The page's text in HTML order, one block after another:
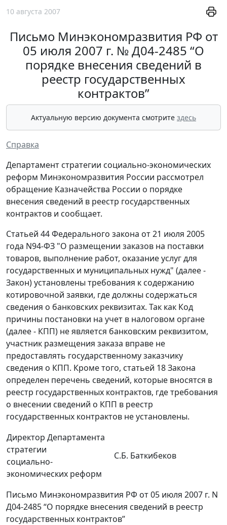
10 августа 2007
Письмо Минэкономразвития РФ от
05 июля 2007 г. № Д04-2485 “О
порядке внесения сведений в
реестр государственных
контрактов”
Актуальную версию документа смотрите здесь
Справка
Департамент стратегии социально-экономических
реформ Минэкономразвития России рассмотрел
обращение Казначейства России о порядке
внесения сведений в реестр государственных
контрактов и сообщает.
Статьей 44 Федерального закона от 21 июля 2005
года N94-ФЗ "О размещении заказов на поставки
товаров, выполнение работ, оказание услуг для
государственных и муниципальных нужд" (далее -
Закон) установлены требования к содержанию
котировочной заявки, где должны содержаться
сведения о банковских реквизитах. Так как Код
причины постановки на учет в налоговом органе
(далее - КПП) не является банковским реквизитом,
участник размещения заказа вправе не
предоставлять государственному заказчику
сведения о КПП. Кроме того, статьей 18 Закона
определен перечень сведений, которые вносятся в
реестр государственных контрактов, где требования
о внесении сведений о КПП в реестр
государственных контрактов не установлены.
Директор Департамента
стратегии
социально-
экономических реформ
С.Б. Баткибеков
Письмо Минэкономразвития РФ от 05 июля 2007 г. N
Д04-2485 “О порядке внесения сведений в реестр
государственных контрактов”